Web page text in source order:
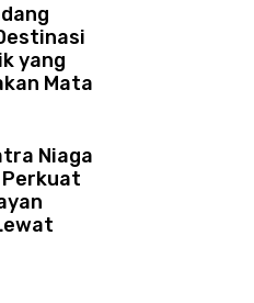
yang
Mata
Niaga
Perkuat